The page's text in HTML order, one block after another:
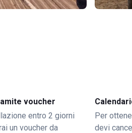
voucher
entro 2 giorni
un voucher da
Per
devi